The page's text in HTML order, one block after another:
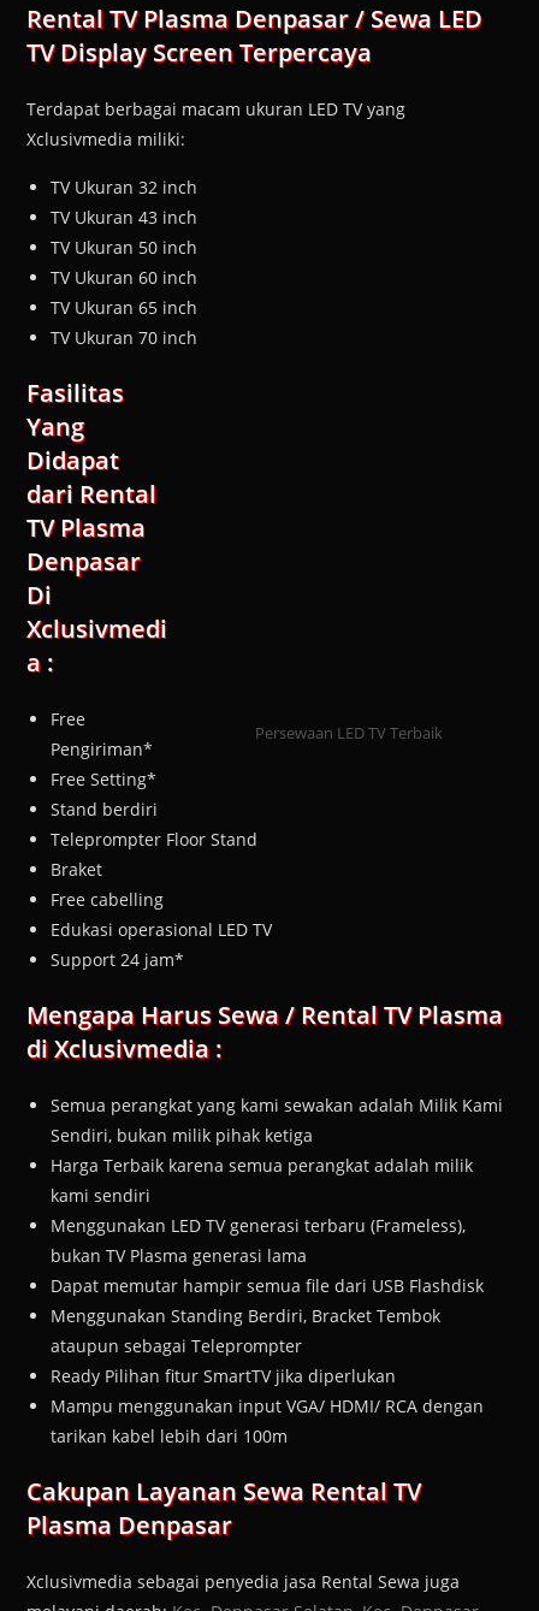
Rental TV Plasma Denpasar / Sewa LED
TV Display Screen Terpercaya
Terdapat berbagai macam ukuran LED TV yang
Xclusivmedia miliki:
TV Ukuran 32 inch
TV Ukuran 43 inch
TV Ukuran 50 inch
TV Ukuran 60 inch
TV Ukuran 65 inch
TV Ukuran 70 inch
Persewaan LED TV Terbaik
Fasilitas
Yang
Didapat
dari Rental
TV Plasma
Denpasar
Di
Xclusivmedi
a :
Free
Pengiriman*
Free Setting*
Stand berdiri
Teleprompter Floor Stand
Braket
Free cabelling
Edukasi operasional LED TV
Support 24 jam*
Mengapa Harus Sewa / Rental TV Plasma
di Xclusivmedia :
Semua perangkat yang kami sewakan adalah Milik Kami
Sendiri, bukan milik pihak ketiga
Harga Terbaik karena semua perangkat adalah milik
kami sendiri
Menggunakan LED TV generasi terbaru (Frameless),
bukan TV Plasma generasi lama
Dapat memutar hampir semua file dari USB Flashdisk
Menggunakan Standing Berdiri, Bracket Tembok
ataupun sebagai Teleprompter
Ready Pilihan fitur SmartTV jika diperlukan
Mampu menggunakan input VGA/ HDMI/ RCA dengan
tarikan kabel lebih dari 100m
Cakupan Layanan Sewa Rental TV
Plasma Denpasar
Xclusivmedia sebagai penyedia jasa Rental Sewa juga